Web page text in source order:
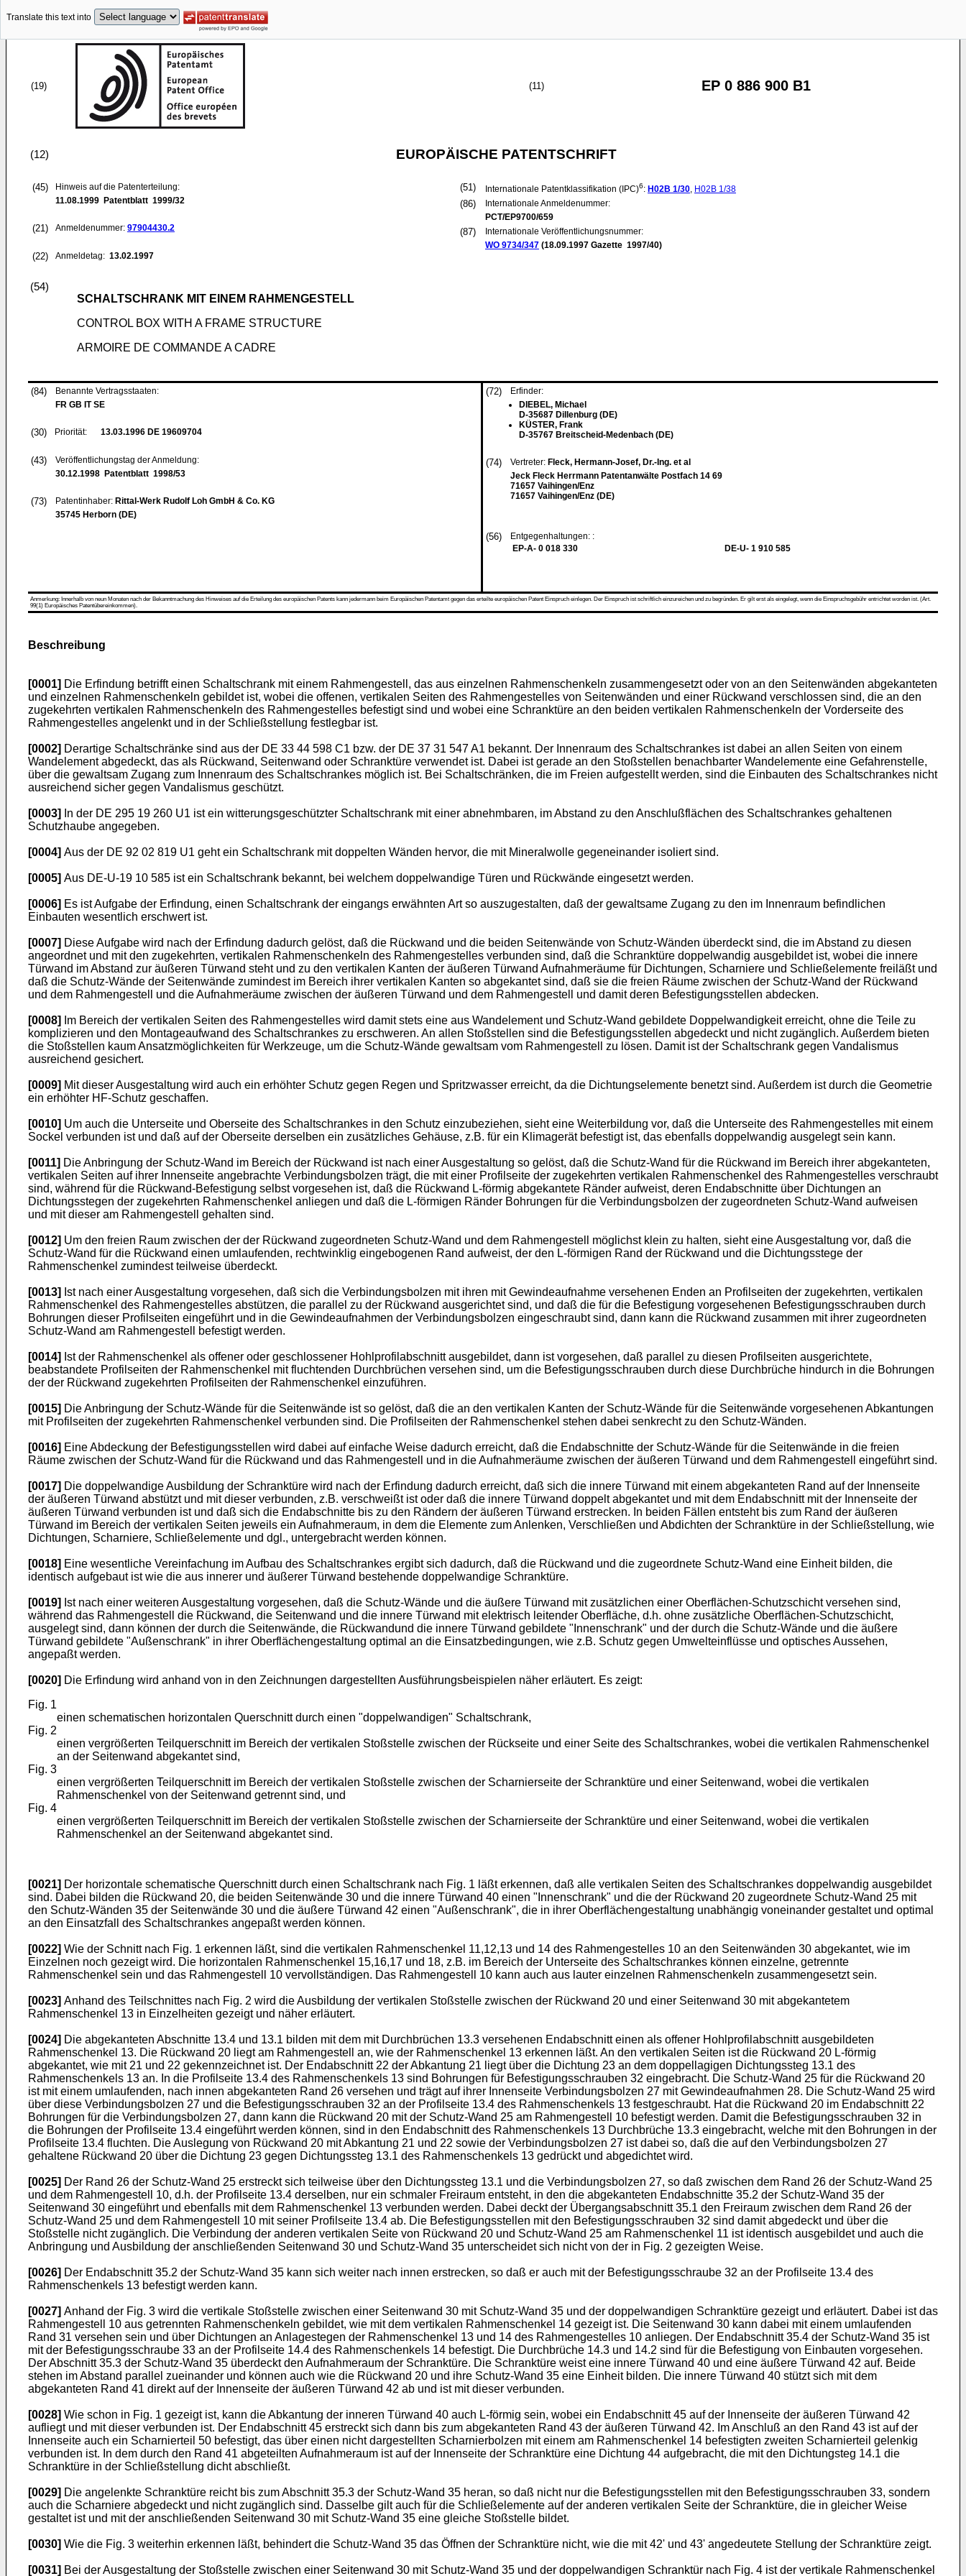
Translate this text into
(19) (11) EP 0 886 900 B1
(12) EUROPÄISCHE PATENTSCHRIFT
(45)
Hinweis auf die Patenterteilung:
11.08.1999 Patentblatt 1999/32
(21) Anmeldenummer: 97904430.2
(22) Anmeldetag: 13.02.1997
(51) Internationale Patentklassifikation (IPC)6: H02B 1/30, H02B 1/38
(86)
Internationale Anmeldenummer:
PCT/EP9700/659
(87)
Internationale Veröffentlichungsnummer:
WO 9734/347 (18.09.1997 Gazette 1997/40)
(54)
SCHALTSCHRANK MIT EINEM RAHMENGESTELL
CONTROL BOX WITH A FRAME STRUCTURE
ARMOIRE DE COMMANDE A CADRE
(84)
Benannte Vertragsstaaten:
FR GB IT SE
(30) Priorität: 13.03.1996 DE 19609704
(43)
Veröffentlichungstag der Anmeldung:
30.12.1998 Patentblatt 1998/53
(73) Patentinhaber: Rittal-Werk Rudolf Loh GmbH & Co. KG
35745 Herborn (DE)
(72)
Erfinder:
DIEBEL, Michael
D-35687 Dillenburg (DE)
KÜSTER, Frank
D-35767 Breitscheid-Medenbach (DE)
(74) Vertreter: Fleck, Hermann-Josef, Dr.-Ing. et al
Jeck Fleck Herrmann Patentanwälte Postfach 14 69
71657 Vaihingen/Enz
71657 Vaihingen/Enz (DE)
(56)
Entgegenhaltungen: :
EP-A- 0 018 330
DE-U- 1 910 585
Anmerkung: Innerhalb von neun Monaten nach der Bekanntmachung des Hinweises auf die Erteilung des europäischen Patents kann jedermann beim Europäischen Patentamt gegen das erteilte europäischen Patent Einspruch einlegen. Der Einspruch ist schriftlich einzureichen und zu begründen. Er gilt erst als eingelegt, wenn die Einspruchsgebühr entrichtet worden ist. (Art.
99(1) Europäisches Patentübereinkommen).
Beschreibung
[0001] Die Erfindung betrifft einen Schaltschrank mit einem Rahmengestell, das aus einzelnen Rahmenschenkeln zusammengesetzt oder von an den Seitenwänden abgekanteten
und einzelnen Rahmenschenkeln gebildet ist, wobei die offenen, vertikalen Seiten des Rahmengestelles von Seitenwänden und einer Rückwand verschlossen sind, die an den
zugekehrten vertikalen Rahmenschenkeln des Rahmengestelles befestigt sind und wobei eine Schranktüre an den beiden vertikalen Rahmenschenkeln der Vorderseite des
Rahmengestelles angelenkt und in der Schließstellung festlegbar ist.
[0002] Derartige Schaltschränke sind aus der DE 33 44 598 C1 bzw. der DE 37 31 547 A1 bekannt. Der Innenraum des Schaltschrankes ist dabei an allen Seiten von einem
Wandelement abgedeckt, das als Rückwand, Seitenwand oder Schranktüre verwendet ist. Dabei ist gerade an den Stoßstellen benachbarter Wandelemente eine Gefahrenstelle,
über die gewaltsam Zugang zum Innenraum des Schaltschrankes möglich ist. Bei Schaltschränken, die im Freien aufgestellt werden, sind die Einbauten des Schaltschrankes nicht
ausreichend sicher gegen Vandalismus geschützt.
[0003]
In der DE 295 19 260 U1 ist ein witterungsgeschützter Schaltschrank mit einer abnehmbaren, im Abstand zu den Anschlußflächen des Schaltschrankes gehaltenen
Schutzhaube angegeben.
[0004] Aus der DE 92 02 819 U1 geht ein Schaltschrank mit doppelten Wänden hervor, die mit Mineralwolle gegeneinander isoliert sind.
[0005] Aus DE-U-19 10 585 ist ein Schaltschrank bekannt, bei welchem doppelwandige Türen und Rückwände eingesetzt werden.
[0006] Es ist Aufgabe der Erfindung, einen Schaltschrank der eingangs erwähnten Art so auszugestalten, daß der gewaltsame Zugang zu den im Innenraum befindlichen
Einbauten wesentlich erschwert ist.
[0007] Diese Aufgabe wird nach der Erfindung dadurch gelöst, daß die Rückwand und die beiden Seitenwände von Schutz-Wänden überdeckt sind, die im Abstand zu diesen
angeordnet und mit den zugekehrten, vertikalen Rahmenschenkeln des Rahmengestelles verbunden sind, daß die Schranktüre doppelwandig ausgebildet ist, wobei die innere
Türwand im Abstand zur äußeren Türwand steht und zu den vertikalen Kanten der äußeren Türwand Aufnahmeräume für Dichtungen, Scharniere und Schließelemente freiläßt und
daß die Schutz-Wände der Seitenwände zumindest im Bereich ihrer vertikalen Kanten so abgekantet sind, daß sie die freien Räume zwischen der Schutz-Wand der Rückwand
und dem Rahmengestell und die Aufnahmeräume zwischen der äußeren Türwand und dem Rahmengestell und damit deren Befestigungsstellen abdecken.
[0008]
Im Bereich der vertikalen Seiten des Rahmengestelles wird damit stets eine aus Wandelement und Schutz-Wand gebildete Doppelwandigkeit erreicht, ohne die Teile zu
komplizieren und den Montageaufwand des Schaltschrankes zu erschweren. An allen Stoßstellen sind die Befestigungsstellen abgedeckt und nicht zugänglich. Außerdem bieten
die Stoßstellen kaum Ansatzmöglichkeiten für Werkzeuge, um die Schutz-Wände gewaltsam vom Rahmengestell zu lösen. Damit ist der Schaltschrank gegen Vandalismus
ausreichend gesichert.
[0009] Mit dieser Ausgestaltung wird auch ein erhöhter Schutz gegen Regen und Spritzwasser erreicht, da die Dichtungselemente benetzt sind. Außerdem ist durch die Geometrie
ein erhöhter HF-Schutz geschaffen.
[0010] Um auch die Unterseite und Oberseite des Schaltschrankes in den Schutz einzubeziehen, sieht eine Weiterbildung vor, daß die Unterseite des Rahmengestelles mit einem
Sockel verbunden ist und daß auf der Oberseite derselben ein zusätzliches Gehäuse, z.B. für ein Klimagerät befestigt ist, das ebenfalls doppelwandig ausgelegt sein kann.
[0011] Die Anbringung der Schutz-Wand im Bereich der Rückwand ist nach einer Ausgestaltung so gelöst, daß die Schutz-Wand für die Rückwand im Bereich ihrer abgekanteten,
vertikalen Seiten auf ihrer Innenseite angebrachte Verbindungsbolzen trägt, die mit einer Profilseite der zugekehrten vertikalen Rahmenschenkel des Rahmengestelles verschraubt
sind, während für die Rückwand-Befestigung selbst vorgesehen ist, daß die Rückwand L-förmig abgekantete Ränder aufweist, deren Endabschnitte über Dichtungen an
Dichtungsstegen der zugekehrten Rahmenschenkel anliegen und daß die L-förmigen Ränder Bohrungen für die Verbindungsbolzen der zugeordneten Schutz-Wand aufweisen
und mit dieser am Rahmengestell gehalten sind.
[0012] Um den freien Raum zwischen der der Rückwand zugeordneten Schutz-Wand und dem Rahmengestell möglichst klein zu halten, sieht eine Ausgestaltung vor, daß die
Schutz-Wand für die Rückwand einen umlaufenden, rechtwinklig eingebogenen Rand aufweist, der den L-förmigen Rand der Rückwand und die Dichtungsstege der
Rahmenschenkel zumindest teilweise überdeckt.
[0013] Ist nach einer Ausgestaltung vorgesehen, daß sich die Verbindungsbolzen mit ihren mit Gewindeaufnahme versehenen Enden an Profilseiten der zugekehrten, vertikalen
Rahmenschenkel des Rahmengestelles abstützen, die parallel zu der Rückwand ausgerichtet sind, und daß die für die Befestigung vorgesehenen Befestigungsschrauben durch
Bohrungen dieser Profilseiten eingeführt und in die Gewindeaufnahmen der Verbindungsbolzen eingeschraubt sind, dann kann die Rückwand zusammen mit ihrer zugeordneten
Schutz-Wand am Rahmengestell befestigt werden.
[0014] Ist der Rahmenschenkel als offener oder geschlossener Hohlprofilabschnitt ausgebildet, dann ist vorgesehen, daß parallel zu diesen Profilseiten ausgerichtete,
beabstandete Profilseiten der Rahmenschenkel mit fluchtenden Durchbrüchen versehen sind, um die Befestigungsschrauben durch diese Durchbrüche hindurch in die Bohrungen
der der Rückwand zugekehrten Profilseiten der Rahmenschenkel einzuführen.
[0015] Die Anbringung der Schutz-Wände für die Seitenwände ist so gelöst, daß die an den vertikalen Kanten der Schutz-Wände für die Seitenwände vorgesehenen Abkantungen
mit Profilseiten der zugekehrten Rahmenschenkel verbunden sind. Die Profilseiten der Rahmenschenkel stehen dabei senkrecht zu den Schutz-Wänden.
[0016] Eine Abdeckung der Befestigungsstellen wird dabei auf einfache Weise dadurch erreicht, daß die Endabschnitte der Schutz-Wände für die Seitenwände in die freien
Räume zwischen der Schutz-Wand für die Rückwand und das Rahmengestell und in die Aufnahmeräume zwischen der äußeren Türwand und dem Rahmengestell eingeführt sind.
[0017] Die doppelwandige Ausbildung der Schranktüre wird nach der Erfindung dadurch erreicht, daß sich die innere Türwand mit einem abgekanteten Rand auf der Innenseite
der äußeren Türwand abstützt und mit dieser verbunden, z.B. verschweißt ist oder daß die innere Türwand doppelt abgekantet und mit dem Endabschnitt mit der Innenseite der
äußeren Türwand verbunden ist und daß sich die Endabschnitte bis zu den Rändern der äußeren Türwand erstrecken. In beiden Fällen entsteht bis zum Rand der äußeren
Türwand im Bereich der vertikalen Seiten jeweils ein Aufnahmeraum, in dem die Elemente zum Anlenken, Verschließen und Abdichten der Schranktüre in der Schließstellung, wie
Dichtungen, Scharniere, Schließelemente und dgl., untergebracht werden können.
[0018] Eine wesentliche Vereinfachung im Aufbau des Schaltschrankes ergibt sich dadurch, daß die Rückwand und die zugeordnete Schutz-Wand eine Einheit bilden, die
identisch aufgebaut ist wie die aus innerer und äußerer Türwand bestehende doppelwandige Schranktüre.
[0019] Ist nach einer weiteren Ausgestaltung vorgesehen, daß die Schutz-Wände und die äußere Türwand mit zusätzlichen einer Oberflächen-Schutzschicht versehen sind,
während das Rahmengestell die Rückwand, die Seitenwand und die innere Türwand mit elektrisch leitender Oberfläche, d.h. ohne zusätzliche Oberflächen-Schutzschicht,
ausgelegt sind, dann können der durch die Seitenwände, die Rückwandund die innere Türwand gebildete "Innenschrank" und der durch die Schutz-Wände und die äußere
Türwand gebildete "Außenschrank" in ihrer Oberflächengestaltung optimal an die Einsatzbedingungen, wie z.B. Schutz gegen Umwelteinflüsse und optisches Aussehen,
angepaßt werden.
[0020] Die Erfindung wird anhand von in den Zeichnungen dargestellten Ausführungsbeispielen näher erläutert. Es zeigt:
Fig. 1
einen schematischen horizontalen Querschnitt durch einen "doppelwandigen" Schaltschrank,
Fig. 2
einen vergrößerten Teilquerschnitt im Bereich der vertikalen Stoßstelle zwischen der Rückseite und einer Seite des Schaltschrankes, wobei die vertikalen Rahmenschenkel
an der Seitenwand abgekantet sind,
Fig. 3
einen vergrößerten Teilquerschnitt im Bereich der vertikalen Stoßstelle zwischen der Scharnierseite der Schranktüre und einer Seitenwand, wobei die vertikalen
Rahmenschenkel von der Seitenwand getrennt sind, und
Fig. 4
einen vergrößerten Teilquerschnitt im Bereich der vertikalen Stoßstelle zwischen der Scharnierseite der Schranktüre und einer Seitenwand, wobei die vertikalen
Rahmenschenkel an der Seitenwand abgekantet sind.
[0021] Der horizontale schematische Querschnitt durch einen Schaltschrank nach Fig. 1 läßt erkennen, daß alle vertikalen Seiten des Schaltschrankes doppelwandig ausgebildet
sind. Dabei bilden die Rückwand 20, die beiden Seitenwände 30 und die innere Türwand 40 einen "Innenschrank" und die der Rückwand 20 zugeordnete Schutz-Wand 25 mit
den Schutz-Wänden 35 der Seitenwände 30 und die äußere Türwand 42 einen "Außenschrank", die in ihrer Oberflächengestaltung unabhängig voneinander gestaltet und optimal
an den Einsatzfall des Schaltschrankes angepaßt werden können.
[0022] Wie der Schnitt nach Fig. 1 erkennen läßt, sind die vertikalen Rahmenschenkel 11,12,13 und 14 des Rahmengestelles 10 an den Seitenwänden 30 abgekantet, wie im
Einzelnen noch gezeigt wird. Die horizontalen Rahmenschenkel 15,16,17 und 18, z.B. im Bereich der Unterseite des Schaltschrankes können einzelne, getrennte
Rahmenschenkel sein und das Rahmengestell 10 vervollständigen. Das Rahmengestell 10 kann auch aus lauter einzelnen Rahmenschenkeln zusammengesetzt sein.
[0023] Anhand des Teilschnittes nach Fig. 2 wird die Ausbildung der vertikalen Stoßstelle zwischen der Rückwand 20 und einer Seitenwand 30 mit abgekantetem
Rahmenschenkel 13 in Einzelheiten gezeigt und näher erläutert.
[0024] Die abgekanteten Abschnitte 13.4 und 13.1 bilden mit dem mit Durchbrüchen 13.3 versehenen Endabschnitt einen als offener Hohlprofilabschnitt ausgebildeten
Rahmenschenkel 13. Die Rückwand 20 liegt am Rahmengestell an, wie der Rahmenschenkel 13 erkennen läßt. An den vertikalen Seiten ist die Rückwand 20 L-förmig
abgekantet, wie mit 21 und 22 gekennzeichnet ist. Der Endabschnitt 22 der Abkantung 21 liegt über die Dichtung 23 an dem doppellagigen Dichtungssteg 13.1 des
Rahmenschenkels 13 an. In die Profilseite 13.4 des Rahmenschenkels 13 sind Bohrungen für Befestigungsschrauben 32 eingebracht. Die Schutz-Wand 25 für die Rückwand 20
ist mit einem umlaufenden, nach innen abgekanteten Rand 26 versehen und trägt auf ihrer Innenseite Verbindungsbolzen 27 mit Gewindeaufnahmen 28. Die Schutz-Wand 25 wird
über diese Verbindungsbolzen 27 und die Befestigungsschrauben 32 an der Profilseite 13.4 des Rahmenschenkels 13 festgeschraubt. Hat die Rückwand 20 im Endabschnitt 22
Bohrungen für die Verbindungsbolzen 27, dann kann die Rückwand 20 mit der Schutz-Wand 25 am Rahmengestell 10 befestigt werden. Damit die Befestigungsschrauben 32 in
die Bohrungen der Profilseite 13.4 eingeführt werden können, sind in den Endabschnitt des Rahmenschenkels 13 Durchbrüche 13.3 eingebracht, welche mit den Bohrungen in der
Profilseite 13.4 fluchten. Die Auslegung von Rückwand 20 mit Abkantung 21 und 22 sowie der Verbindungsbolzen 27 ist dabei so, daß die auf den Verbindungsbolzen 27
gehaltene Rückwand 20 über die Dichtung 23 gegen Dichtungssteg 13.1 des Rahmenschenkels 13 gedrückt und abgedichtet wird.
[0025] Der Rand 26 der Schutz-Wand 25 erstreckt sich teilweise über den Dichtungssteg 13.1 und die Verbindungsbolzen 27, so daß zwischen dem Rand 26 der Schutz-Wand 25
und dem Rahmengestell 10, d.h. der Profilseite 13.4 derselben, nur ein schmaler Freiraum entsteht, in den die abgekanteten Endabschnitte 35.2 der Schutz-Wand 35 der
Seitenwand 30 eingeführt und ebenfalls mit dem Rahmenschenkel 13 verbunden werden. Dabei deckt der Übergangsabschnitt 35.1 den Freiraum zwischen dem Rand 26 der
Schutz-Wand 25 und dem Rahmengestell 10 mit seiner Profilseite 13.4 ab. Die Befestigungsstellen mit den Befestigungsschrauben 32 sind damit abgedeckt und über die
Stoßstelle nicht zugänglich. Die Verbindung der anderen vertikalen Seite von Rückwand 20 und Schutz-Wand 25 am Rahmenschenkel 11 ist identisch ausgebildet und auch die
Anbringung und Ausbildung der anschließenden Seitenwand 30 und Schutz-Wand 35 unterscheidet sich nicht von der in Fig. 2 gezeigten Weise.
[0026] Der Endabschnitt 35.2 der Schutz-Wand 35 kann sich weiter nach innen erstrecken, so daß er auch mit der Befestigungsschraube 32 an der Profilseite 13.4 des
Rahmenschenkels 13 befestigt werden kann.
[0027] Anhand der Fig. 3 wird die vertikale Stoßstelle zwischen einer Seitenwand 30 mit Schutz-Wand 35 und der doppelwandigen Schranktüre gezeigt und erläutert. Dabei ist das
Rahmengestell 10 aus getrennten Rahmenschenkeln gebildet, wie mit dem vertikalen Rahmenschenkel 14 gezeigt ist. Die Seitenwand 30 kann dabei mit einem umlaufenden
Rand 31 versehen sein und über Dichtungen an Anlagestegen der Rahmenschenkel 13 und 14 des Rahmengestelles 10 anliegen. Der Endabschnitt 35.4 der Schutz-Wand 35 ist
mit der Befestigungsschraube 33 an der Profilseite 14.4 des Rahmenschenkels 14 befestigt. Die Durchbrüche 14.3 und 14.2 sind für die Befestigung von Einbauten vorgesehen.
Der Abschnitt 35.3 der Schutz-Wand 35 überdeckt den Aufnahmeraum der Schranktüre. Die Schranktüre weist eine innere Türwand 40 und eine äußere Türwand 42 auf. Beide
stehen im Abstand parallel zueinander und können auch wie die Rückwand 20 und ihre Schutz-Wand 35 eine Einheit bilden. Die innere Türwand 40 stützt sich mit dem
abgekanteten Rand 41 direkt auf der Innenseite der äußeren Türwand 42 ab und ist mit dieser verbunden.
[0028] Wie schon in Fig. 1 gezeigt ist, kann die Abkantung der inneren Türwand 40 auch L-förmig sein, wobei ein Endabschnitt 45 auf der Innenseite der äußeren Türwand 42
aufliegt und mit dieser verbunden ist. Der Endabschnitt 45 erstreckt sich dann bis zum abgekanteten Rand 43 der äußeren Türwand 42. Im Anschluß an den Rand 43 ist auf der
Innenseite auch ein Scharnierteil 50 befestigt, das über einen nicht dargestellten Scharnierbolzen mit einem am Rahmenschenkel 14 befestigten zweiten Scharnierteil gelenkig
verbunden ist. In dem durch den Rand 41 abgeteilten Aufnahmeraum ist auf der Innenseite der Schranktüre eine Dichtung 44 aufgebracht, die mit den Dichtungsteg 14.1 die
Schranktüre in der Schließstellung dicht abschließt.
[0029] Die angelenkte Schranktüre reicht bis zum Abschnitt 35.3 der Schutz-Wand 35 heran, so daß nicht nur die Befestigungsstellen mit den Befestigungsschrauben 33, sondern
auch die Scharniere abgedeckt und nicht zugänglich sind. Dasselbe gilt auch für die Schließelemente auf der anderen vertikalen Seite der Schranktüre, die in gleicher Weise
gestaltet ist und mit der anschließenden Seitenwand 30 mit Schutz-Wand 35 eine gleiche Stoßstelle bildet.
[0030] Wie die Fig. 3 weiterhin erkennen läßt, behindert die Schutz-Wand 35 das Öffnen der Schranktüre nicht, wie die mit 42' und 43' angedeutete Stellung der Schranktüre zeigt.
[0031] Bei der Ausgestaltung der Stoßstelle zwischen einer Seitenwand 30 mit Schutz-Wand 35 und der doppelwandigen Schranktür nach Fig. 4 ist der vertikale Rahmenschenkel